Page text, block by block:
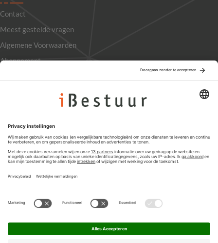
Contact
Meest gestelde vragen
Algemene Voorwaarden
Abonnement
Privacyinstellingen